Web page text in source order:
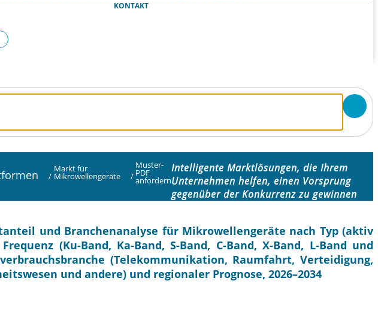
KONTAKT
/
Markt für
Mikrowellengeräte /
Muster-
PDF
anfordern
Intelligente Marktlösungen, die Ihrem
Unternehmen helfen, einen Vorsprung
gegenüber der Konkurrenz zu gewinnen
und Branchenanalyse für Mikrowellengeräte nach Typ (aktiv
(Ku-Band, Ka-Band, S-Band, C-Band, X-Band, L-Band und
(Telekommunikation, Raumfahrt, Verteidigung,
und andere) und regionaler Prognose, 2026–2034